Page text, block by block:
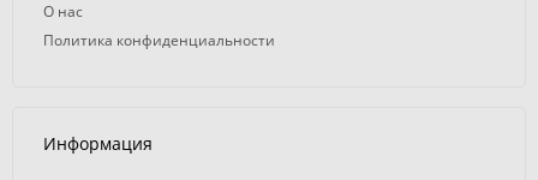
О нас
Политика конфиденциальности
Информация